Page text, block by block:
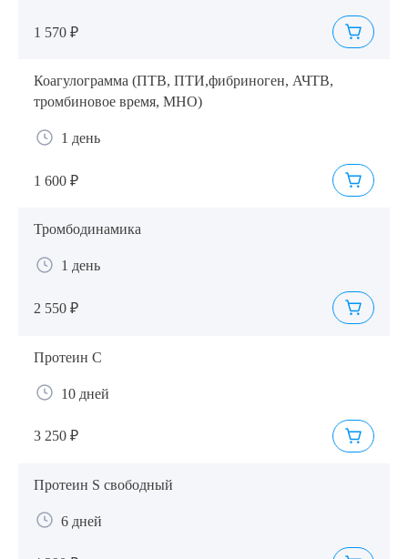
1 570 ₽
Коагулограмма (ПТВ, ПТИ,фибриноген, АЧТВ,
тромбиновое время, МНО)
1 день
1 600 ₽
Тромбодинамика
1 день
2 550 ₽
Протеин C
10 дней
3 250 ₽
Протеин S свободный
6 дней